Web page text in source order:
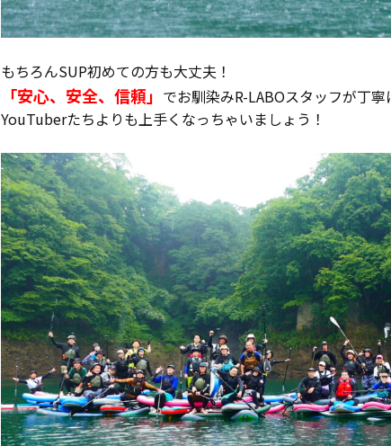
もちろんSUP初めての方も大丈夫！
「安心、安全、信頼」 でお馴染みR-LABOスタッフが丁
YouTuberたちよりも上手くなっちゃいましょう！